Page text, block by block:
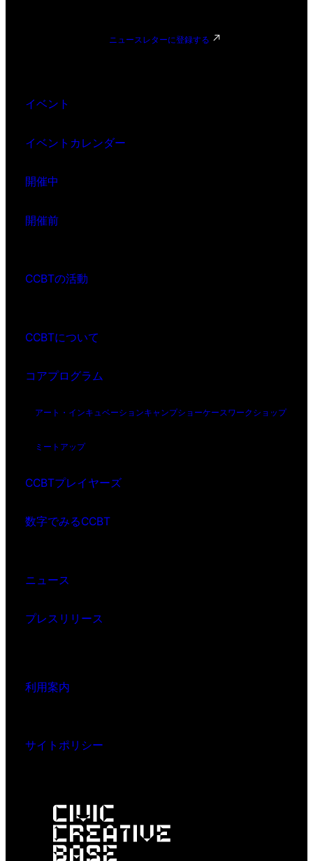
ニュースレターに登録する
イベント
イベントカレンダー
開催中
開催前
CCBTの活動
CCBTについて
コアプログラム
アート・インキュベーションキャンプショーケースワークショップ
ミートアップ
CCBTプレイヤーズ
数字でみるCCBT
ニュース
プレスリリース
利用案内
サイトポリシー